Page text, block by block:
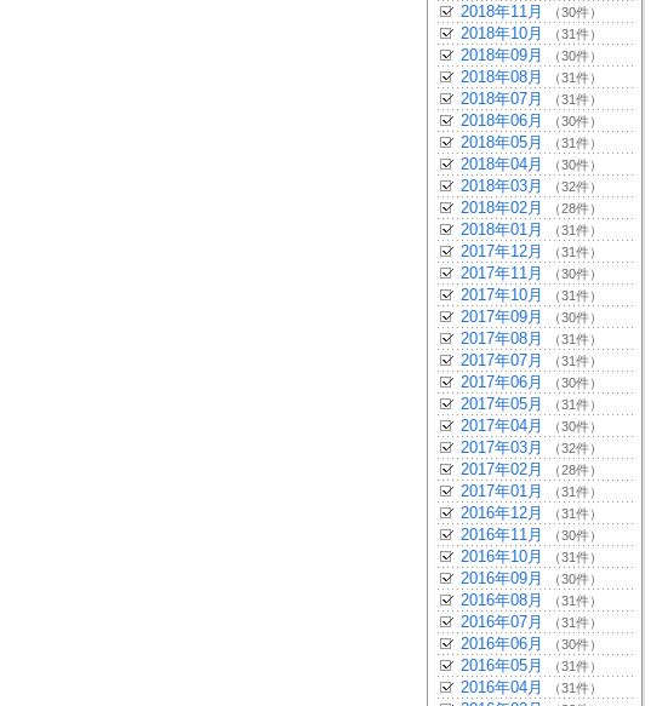
2018年11月 （30件）
2018年10月 （31件）
2018年09月 （30件）
2018年08月 （31件）
2018年07月 （31件）
2018年06月 （30件）
2018年05月 （31件）
2018年04月 （30件）
2018年03月 （32件）
2018年02月 （28件）
2018年01月 （31件）
2017年12月 （31件）
2017年11月 （30件）
2017年10月 （31件）
2017年09月 （30件）
2017年08月 （31件）
2017年07月 （31件）
2017年06月 （30件）
2017年05月 （31件）
2017年04月 （30件）
2017年03月 （32件）
2017年02月 （28件）
2017年01月 （31件）
2016年12月 （31件）
2016年11月 （30件）
2016年10月 （31件）
2016年09月 （30件）
2016年08月 （31件）
2016年07月 （31件）
2016年06月 （30件）
2016年05月 （31件）
2016年04月 （31件）